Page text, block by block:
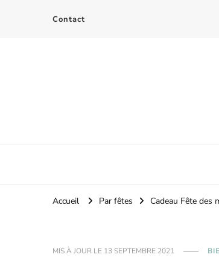
Contact
Accueil Par fêtes Cadeau Fête des
MIS À JOUR LE 13 SEPTEMBRE 2021